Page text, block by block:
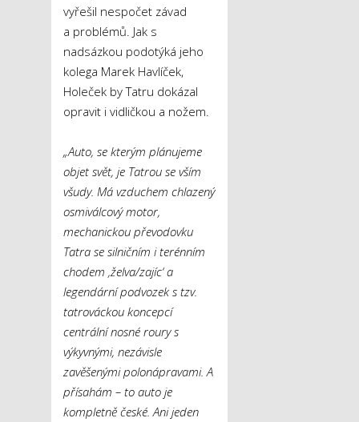
vyřešil nespočet závad
a problémů. Jak s
nadsázkou podotýká jeho
kolega Marek Havlíček,
Holeček by Tatru dokázal
opravit i vidličkou a nožem.
„Auto, se kterým plánujeme
objet svět, je Tatrou se vším
všudy. Má vzduchem chlazený
osmiválcový motor,
mechanickou převodovku
Tatra se silničním i terénním
chodem ‚želva/zajíc‘ a
legendární podvozek s tzv.
tatrováckou koncepcí
centrální nosné roury s
výkyvnými, nezávisle
zavěšenými polonápravami. A
přísahám – to auto je
kompletně české. Ani jeden